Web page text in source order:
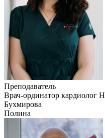
Преподаватель
Врач-ординатор
Бухмирова
Полина